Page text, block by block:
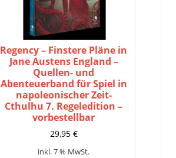
Regency – Finstere Pläne in
Jane Austens England –
Quellen- und
Abenteuerband für Spiel in
napoleonischer Zeit-
Cthulhu 7. Regeledition –
vorbestellbar
29,95 €
inkl. 7 % MwSt.